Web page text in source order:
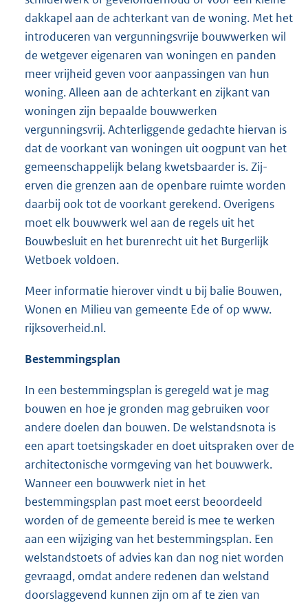
dakkapel aan de achterkant van de woning. Met het
introduceren van vergunningsvrije bouwwerken wil
de wetgever eigenaren van woningen en panden
meer vrijheid geven voor aanpassingen van hun
woning. Alleen aan de achterkant en zijkant van
woningen zijn bepaalde bouwwerken
vergunningsvrij. Achterliggende gedachte hiervan is
dat de voorkant van woningen uit oogpunt van het
gemeenschappelijk belang kwetsbaarder is. Zij-
erven die grenzen aan de openbare ruimte worden
daarbij ook tot de voorkant gerekend. Overigens
moet elk bouwwerk wel aan de regels uit het
Bouwbesluit en het burenrecht uit het Burgerlijk
Wetboek voldoen.
Meer informatie hierover vindt u bij balie Bouwen,
Wonen en Milieu van gemeente Ede of op www.
rijksoverheid.nl.
Bestemmingsplan
In een bestemmingsplan is geregeld wat je mag
bouwen en hoe je gronden mag gebruiken voor
andere doelen dan bouwen. De welstandsnota is
een apart toetsingskader en doet uitspraken over de
architectonische vormgeving van het bouwwerk.
Wanneer een bouwwerk niet in het
bestemmingsplan past moet eerst beoordeeld
worden of de gemeente bereid is mee te werken
aan een wijziging van het bestemmingsplan. Een
welstandstoets of advies kan dan nog niet worden
gevraagd, omdat andere redenen dan welstand
doorslaggevend kunnen zijn om af te zien van